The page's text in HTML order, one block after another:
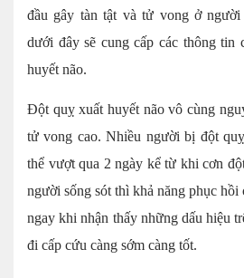
đầu gây tàn tật và tử vong ở
dưới đây sẽ cung cấp các thông tin
huyết não.
Đột quỵ xuất huyết não vô cùng
tử vong cao. Nhiều người bị đột
thể vượt qua 2 ngày kể từ khi cơn
người sống sót thì khả năng phục hồi
ngay khi nhận thấy những dấu hiệu
đi cấp cứu càng sớm càng tốt.